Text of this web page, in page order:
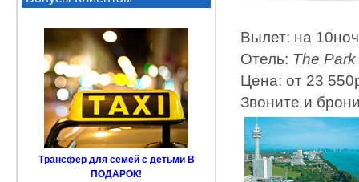
Вылет: на
Отель: The
Цена: от 23
Звоните и
Трансфер для семей с детьми В
ПОДАРОК!